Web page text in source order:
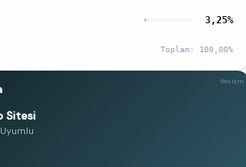
3,25%
Toplam: 100,00%
Sitesi
Uyumlu
Reklam